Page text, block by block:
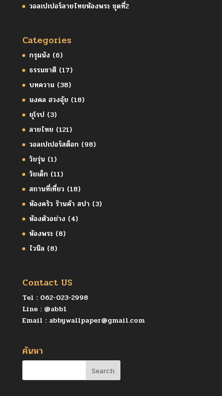
วอลเปเปอร์ลายไทยห้องพระ ชุดที่2
Categories
กรุผนัง (6)
ธรรมชาติ(17)
บทความ (38)
มงคล ฮวงจุ้ย (18)
ยุโรป (3)
ลายไทย (121)
วอลเปเปอร์สต็อก (98)
วัยรุ่น (1)
วัยเด็ก (11)
สถานที่เที่ยว (18)
ห้องครัว ร้านค้า สปา (3)
ห้องตัวอย่าง (4)
ห้องพระ(8)
ไวนิล (8)
Contact US
Tel : 062-023-2998
Line : @abb1
Email : abbywallpaper@gmail.com
ค้นหา